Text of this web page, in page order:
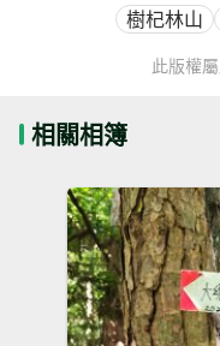
樹杞林山
此版權
相關相簿